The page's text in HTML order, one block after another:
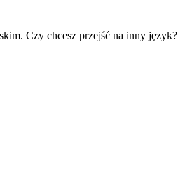
Czy chcesz przejść na inny język?